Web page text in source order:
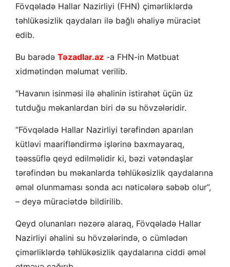
Fövqəladə Hallar Nazirliyi (FHN) çimərliklərdə
təhlükəsizlik qaydaları ilə bağlı əhaliyə müraciət
edib.
Bu barədə Təzadlar.az -a FHN-in Mətbuat
xidmətindən məlumat verilib.
“Havanın isinməsi ilə əhalinin istirahət üçün üz
tutduğu məkanlardan biri də su hövzələridir.
“Fövqəladə Hallar Nazirliyi tərəfindən aparılan
kütləvi maarifləndirmə işlərinə baxmayaraq,
təəssüflə qeyd edilməlidir ki, bəzi vətəndaşlar
tərəfindən bu məkanlarda təhlükəsizlik qaydalarına
əməl olunmaması sonda acı nəticələrə səbəb olur”,
– deyə müraciətdə bildirilib.
Qeyd olunanları nəzərə alaraq, Fövqəladə Hallar
Nazirliyi əhalini su hövzələrində, o cümlədən
çimərliklərdə təhlükəsizlik qaydalarına ciddi əməl